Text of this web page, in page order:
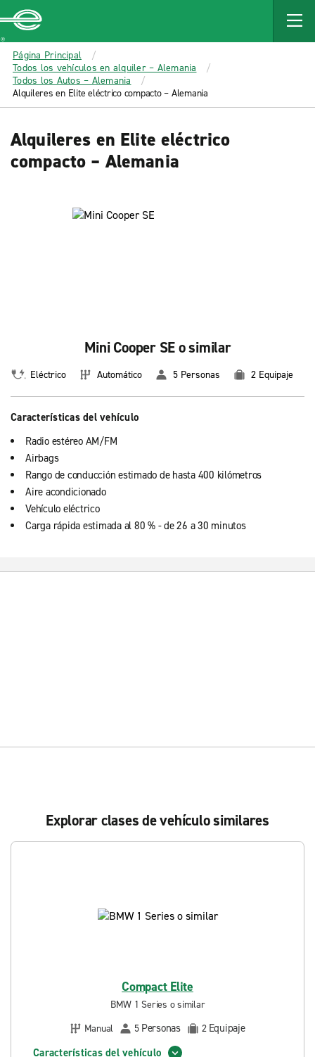
MAIN
CONTENT
Enterprise
Página Principal
Todos los vehículos en alquiler – Alemania
Todos los Autos – Alemania
Alquileres en Elite eléctrico compacto – Alemania
Alquileres en Elite eléctrico
compacto – Alemania
Mini Cooper SE o similar
Eléctrico Automático 5 Personas 2 Equipaje
Características del vehículo
Radio estéreo AM/FM
Airbags
Rango de conducción estimado de hasta 400 kilómetros
Aire acondicionado
Vehículo eléctrico
Carga rápida estimada al 80 % - de 26 a 30 minutos
Explorar clases de vehículo similares
Compact Elite
BMW 1 Series o similar
Manual
5 Personas 2 Equipaje
Características del vehículo